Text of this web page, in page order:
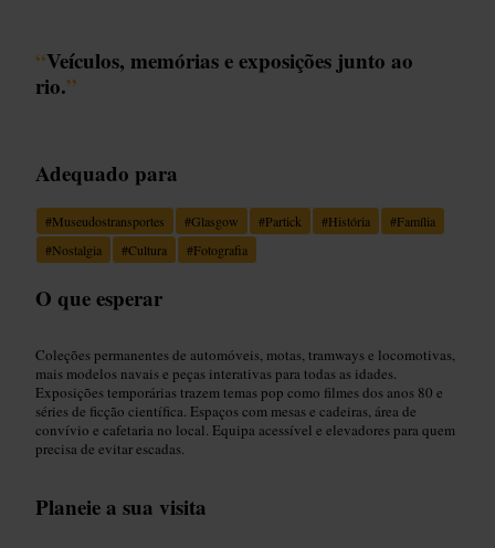
“Veículos, memórias e exposições junto ao
rio.”
Adequado para
#Museudostransportes #Glasgow #Partick #História #Família
#Nostalgia #Cultura #Fotografia
O que esperar
Coleções permanentes de automóveis, motas, tramways e locomotivas,
mais modelos navais e peças interativas para todas as idades.
Exposições temporárias trazem temas pop como filmes dos anos 80 e
séries de ficção científica. Espaços com mesas e cadeiras, área de
convívio e cafetaria no local. Equipa acessível e elevadores para quem
precisa de evitar escadas.
Planeie a sua visita